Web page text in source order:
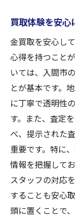
買取体験を安心
金買取を安心し
心得を持つこと
いては、入間市
とが基本です。
に丁寧で透明性
す。また、査定
べ、提示された
重要です。特に
情報を把握して
スタッフの対応
することも安心
頭に置くことで